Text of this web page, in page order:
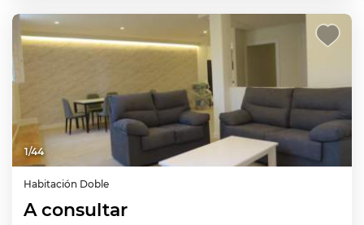
1/44
Habitación Doble
A consultar